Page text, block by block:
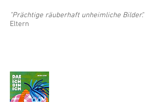
"Prächtige räuberhaft unheimliche Bilder."
Eltern